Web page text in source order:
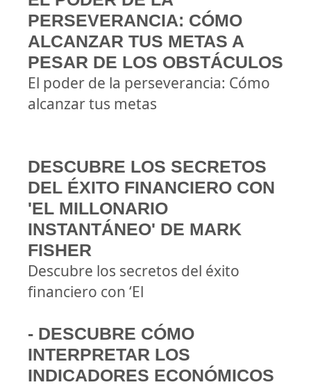
PERSEVERANCIA: CÓMO
ALCANZAR TUS METAS A
PESAR DE LOS OBSTÁCULOS
El poder de la perseverancia: Cómo
alcanzar tus metas
DESCUBRE LOS SECRETOS
DEL ÉXITO FINANCIERO CON
'EL MILLONARIO
INSTANTÁNEO' DE MARK
FISHER
Descubre los secretos del éxito
financiero con ‘El
- DESCUBRE CÓMO
INTERPRETAR LOS
INDICADORES ECONÓMICOS